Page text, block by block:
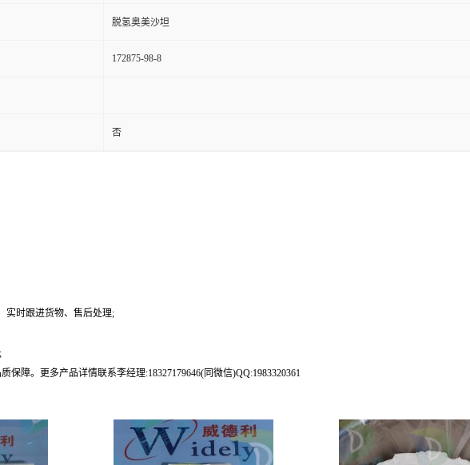
脱氢奥美沙坦
172875-98-8
否
实时跟进货物、售后处理;
保障。更多产品详情联系李经理:18327179646(同微信)QQ:1983320361